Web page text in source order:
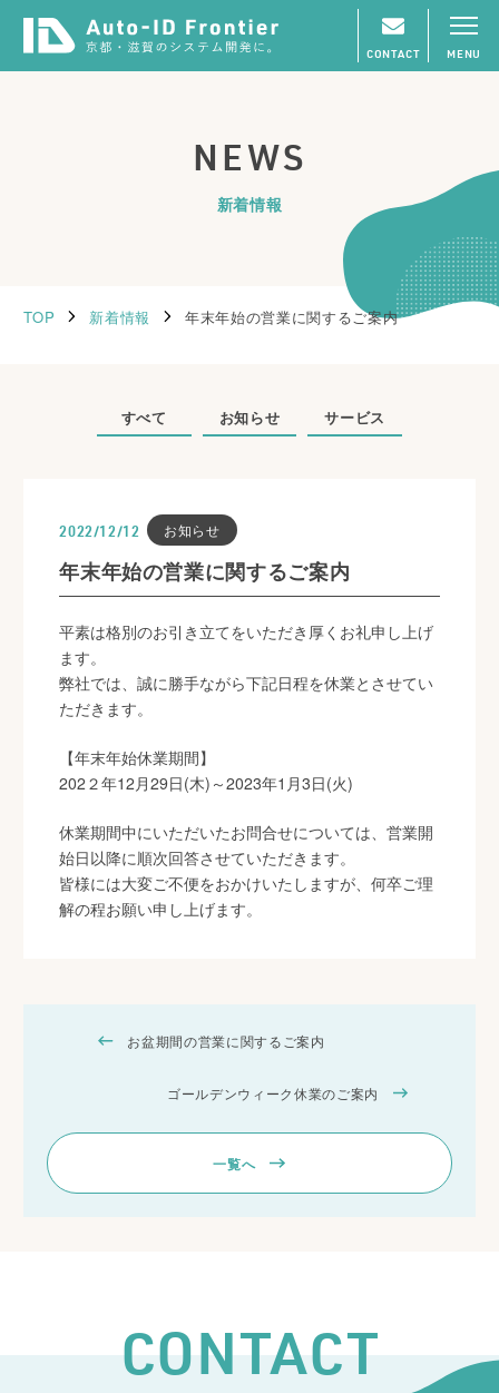
CONTACT MENU
NEWS
新着情報
TOP 新着情報 年末年始の営業に関するご案内
すべて お知らせ サービス
2022/12/12 お知らせ
年末年始の営業に関するご案内
平素は格別のお引き立てをいただき厚くお礼申し上げ
ます。
弊社では、誠に勝手ながら下記日程を休業とさせてい
ただきます。
【年末年始休業期間】
202２年12月29日(木)～2023年1月3日(火)
休業期間中にいただいたお問合せについては、営業開
始日以降に順次回答させていただきます。
皆様には大変ご不便をおかけいたしますが、何卒ご理
解の程お願い申し上げます。
お盆期間の営業に関するご案内
ゴールデンウィーク休業のご案内
一覧へ
CONTACT